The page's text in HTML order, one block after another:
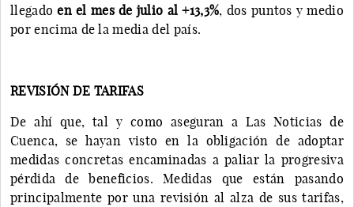
llegadoen el mes de julio al +13,3%, dos puntos y medio
por encima de la media del país.
REVISIÓN DE TARIFAS
De ahí que, tal y como aseguran a Las Noticias de
Cuenca, se hayan visto en la obligación de adoptar
medidas concretas encaminadas a paliar la progresiva
pérdida de beneficios. Medidas que están pasando
principalmente por una revisión al alza de sus tarifas,